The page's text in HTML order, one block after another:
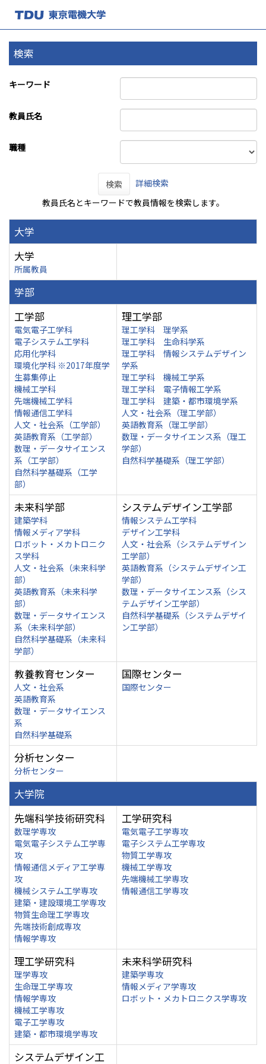
検索
キーワード
教員氏名
職種
検索
詳細検索
教員氏名とキーワードで教員情報を検索します。
大学
大学
所属教員
学部
工学部
電気電子工学科
電子システム工学科
応用化学科
環境化学科 ※2017年度学
生募集停止
機械工学科
先端機械工学科
情報通信工学科
人文・社会系（工学部）
英語教育系（工学部）
数理・データサイエンス
系（工学部）
自然科学基礎系（工学
部）
理工学部
理工学科 理学系
理工学科 生命科学系
理工学科 情報システムデザイン
学系
理工学科 機械工学系
理工学科 電子情報工学系
理工学科 建築・都市環境学系
人文・社会系（理工学部）
英語教育系（理工学部）
数理・データサイエンス系（理工
学部）
自然科学基礎系（理工学部）
未来科学部
建築学科
情報メディア学科
ロボット・メカトロニク
ス学科
人文・社会系（未来科学
部）
英語教育系（未来科学
部）
数理・データサイエンス
系（未来科学部）
自然科学基礎系（未来科
学部）
システムデザイン工学部
情報システム工学科
デザイン工学科
人文・社会系（システムデザイン
工学部）
英語教育系（システムデザイン工
学部）
数理・データサイエンス系（シス
テムデザイン工学部）
自然科学基礎系（システムデザイ
ン工学部）
教養教育センター
人文・社会系
英語教育系
数理・データサイエンス
系
自然科学基礎系
国際センター
国際センター
分析センター
分析センター
大学院
先端科学技術研究科
数理学専攻
電気電子システム工学専
攻
情報通信メディア工学専
攻
機械システム工学専攻
建築・建設環境工学専攻
物質生命理工学専攻
先端技術創成専攻
情報学専攻
工学研究科
電気電子工学専攻
電子システム工学専攻
物質工学専攻
機械工学専攻
先端機械工学専攻
情報通信工学専攻
理工学研究科
理学専攻
生命理工学専攻
情報学専攻
機械工学専攻
電子工学専攻
建築・都市環境学専攻
未来科学研究科
建築学専攻
情報メディア学専攻
ロボット・メカトロニクス学専攻
システムデザイン工